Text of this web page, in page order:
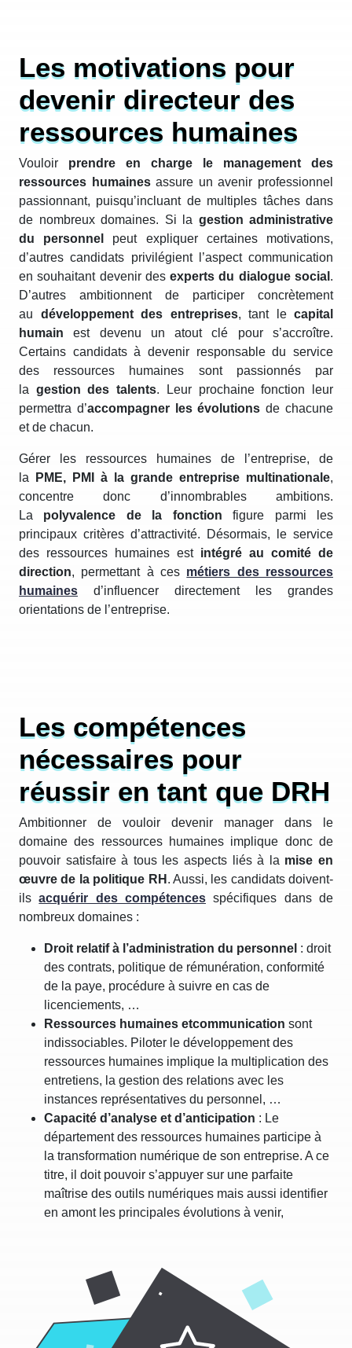
Les motivations pour
devenir directeur des
ressources humaines
Vouloir prendre en charge le management des
ressources humainesassure un avenir professionnel
passionnant, puisqu’incluant de multiples tâches dans
de nombreux domaines. Si la gestion administrative
du personnel
peut expliquer certaines motivations,
d’autres candidats privilégient l’aspect communication
en souhaitant devenir desexperts du dialogue social .
D’autres ambitionnent de participer concrètement
au développement des entreprises, tant le capital
humain est devenu un atout clé pour s’accroître.
Certains candidats à devenir responsable du service
des ressources humaines sont passionnés par
la gestion des talents. Leur prochaine fonction leur
permettra d’accompagner les évolutions de chacune
et de chacun.
Gérer les ressources humaines de l’entreprise, de
la
PME, PMI à la grande entreprise multinationale,
concentre donc d’innombrables ambitions.
La polyvalence de la fonctionfigure parmi les
principaux critères d’attractivité. Désormais, le service
des ressources humaines est intégré au comité de
direction, permettant à ces métiers des ressources
humaines d’influencer directement les grandes
orientations de l’entreprise.
Les compétences
nécessaires pour
réussir en tant que DRH
Ambitionner de vouloir devenir manager dans le
domaine des ressources humaines implique donc de
pouvoir satisfaire à tous les aspects liés à la mise en
œuvre de la politique RH . Aussi, les candidats doivent-
ilsacquérir des compétences spécifiques dans de
nombreux domaines :
Droit relatif à l’administration du personnel : droit
des contrats, politique de rémunération, conformité
de la paye, procédure à suivre en cas de
licenciements, …
Ressources humaines etcommunication sont
indissociables. Piloter le développement des
ressources humaines implique la multiplication des
entretiens, la gestion des relations avec les
instances représentatives du personnel, …
Capacité d’analyse et d’anticipation : Le
département des ressources humaines participe à
la transformation numérique de son entreprise. A ce
titre, il doit pouvoir s’appuyer sur une parfaite
maîtrise des outils numériques mais aussi identifier
en amont les principales évolutions à venir,